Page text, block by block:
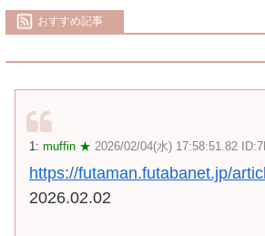
おすすめ記事
1: muffin ★ 2026/02/04(水) 17:58:51.82
https://futaman.futabanet.jp/
2026.02.02